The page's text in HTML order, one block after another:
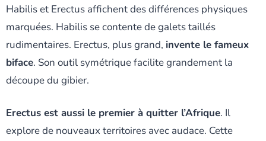
Habilis et Erectus affichent des différences physiques
marquées. Habilis se contente de galets taillés
rudimentaires. Erectus, plus grand, invente le fameux
biface. Son outil symétrique facilite grandement la
découpe du gibier.
Erectus est aussi le premier à quitter l’Afrique. Il
explore de nouveaux territoires avec audace. Cette